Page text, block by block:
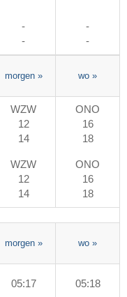
-
-
-
-
morgen » wo »
WZW
12
14
ONO
16
18
WZW
12
14
ONO
16
18
morgen » wo »
05:17 05:18